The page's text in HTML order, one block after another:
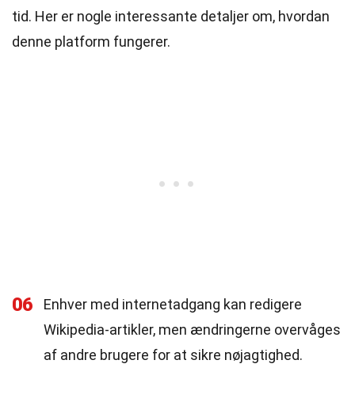
tid. Her er nogle interessante detaljer om, hvordan
denne platform fungerer.
06
Enhver med internetadgang kan redigere
Wikipedia-artikler, men ændringerne overvåges
af andre brugere for at sikre nøjagtighed.